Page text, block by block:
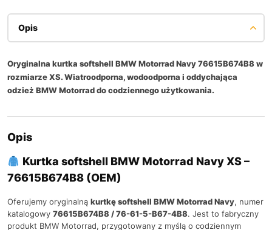
Opis
Oryginalna kurtka softshell BMW Motorrad Navy 76615B674B8 w
rozmiarze XS. Wiatroodporna, wodoodporna i oddychająca
odzież BMW Motorrad do codziennego użytkowania.
Opis
Kurtka softshell BMW Motorrad Navy XS –
76615B674B8 (OEM)
Oferujemy oryginalną kurtkę softshell BMW Motorrad Navy, numer
katalogowy 76615B674B8 / 76-61-5-B67-4B8. Jest to fabryczny
produkt BMW Motorrad, przygotowany z myślą o codziennym